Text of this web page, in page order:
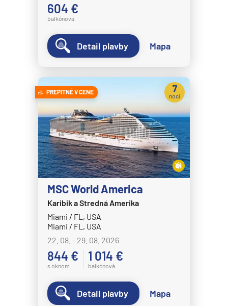
Celebrity Summit®
Celestyal Cruises
Celestyal Journey
Celestyal Olympia
Costa Cruises
Costa Deliziosa
Costa Diadema
Costa Fascinosa
Costa Favolosa
Costa Fortuna
Costa Pacifica
Costa Serena
Costa Smeralda
Costa Toscana
Crystal Cruises
604 €
balkónová
Detail plavby Mapa
PREPITNÉ V CENE
MSC World America
Karibik a Stredná Amerika
Miami / FL, USA
Miami / FL, USA
22. 08. - 29. 08. 2026
844 €
s oknom
1 014 €
balkónová
7
nocí
Detail plavby Mapa